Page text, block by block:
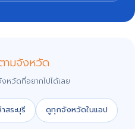
ามจังหวัด
หวัดที่อยากไปได้เลย
สระบุรี ดูทุกจังหวัดในแอป